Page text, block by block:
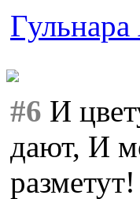
#6 И
дают, И